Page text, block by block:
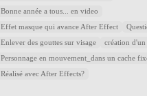
Bonne année a tous... en video
Effet masque qui avance After Effect
Enlever des gouttes sur visage création
Personnage en mouvement_dans un cache
Réalisé avec After Effects?